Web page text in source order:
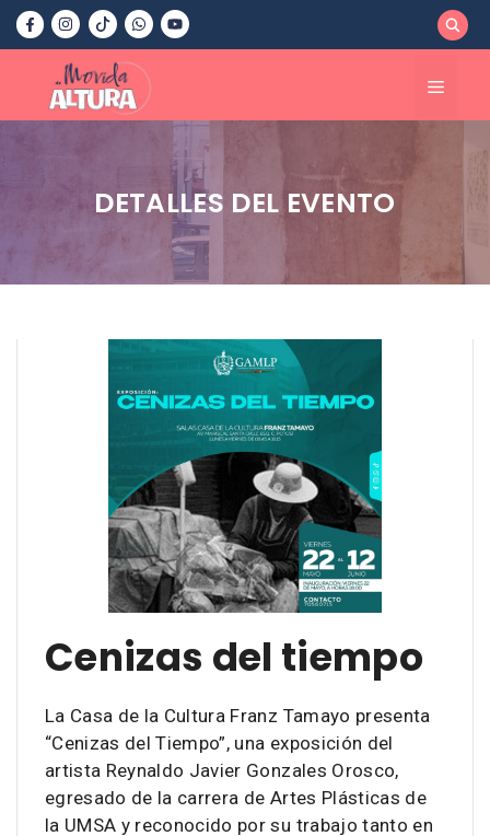
Saltar
contenido
Menú
DETALLES DEL EVENTO
Cenizas del tiempo
La Casa de la Cultura Franz Tamayo presenta
“Cenizas del Tiempo”, una exposición del
artista Reynaldo Javier Gonzales Orosco,
egresado de la carrera de Artes Plásticas de
la UMSA y reconocido por su trabajo tanto en